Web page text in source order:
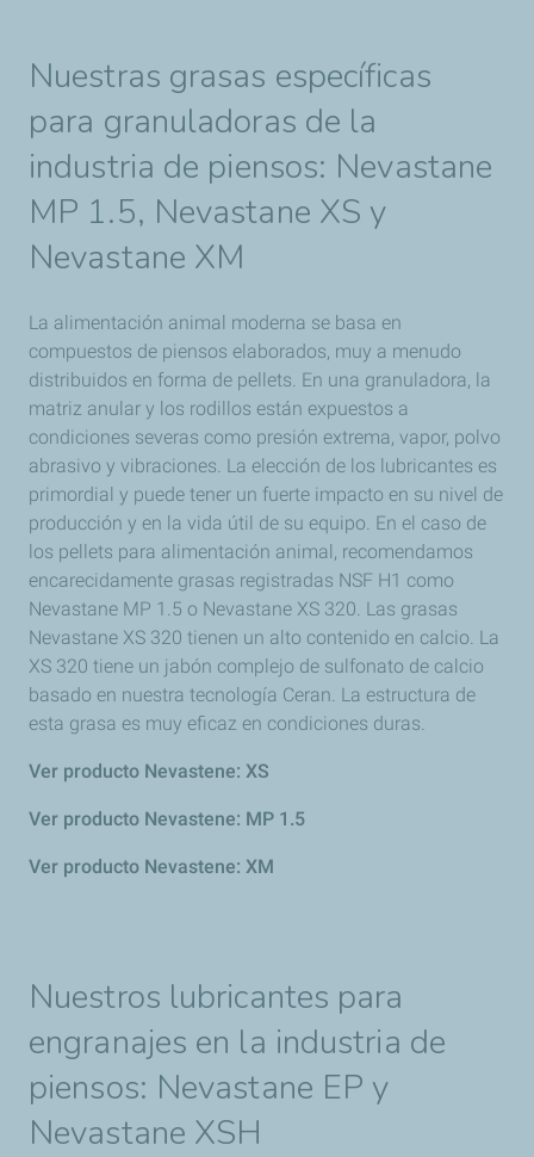
Nuestras grasas específicas
para granuladoras de la
industria de piensos: Nevastane
MP 1.5, Nevastane XS y
Nevastane XM
La alimentación animal moderna se basa en
compuestos de piensos elaborados, muy a menudo
distribuidos en forma de pellets. En una granuladora, la
matriz anular y los rodillos están expuestos a
condiciones severas como presión extrema, vapor, polvo
abrasivo y vibraciones. La elección de los lubricantes es
primordial y puede tener un fuerte impacto en su nivel de
producción y en la vida útil de su equipo. En el caso de
los pellets para alimentación animal, recomendamos
encarecidamente grasas registradas NSF H1 como
Nevastane MP 1.5 o Nevastane XS 320. Las grasas
Nevastane XS 320 tienen un alto contenido en calcio. La
XS 320 tiene un jabón complejo de sulfonato de calcio
basado en nuestra tecnología Ceran. La estructura de
esta grasa es muy eficaz en condiciones duras.
Ver producto Nevastene: XS
Ver producto Nevastene: MP 1.5
Ver producto Nevastene: XM
Nuestros lubricantes para
engranajes en la industria de
piensos: Nevastane EP y
Nevastane XSH